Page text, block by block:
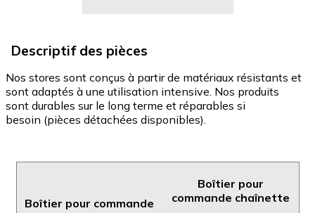
Descriptif des pièces
Nos stores sont conçus à partir de matériaux résistants et
sont adaptés à une utilisation intensive. Nos produits
sont durables sur le long terme et réparables si
besoin (pièces détachées disponibles).
Boîtier pour commande
Boîtier pour
commande chaînette